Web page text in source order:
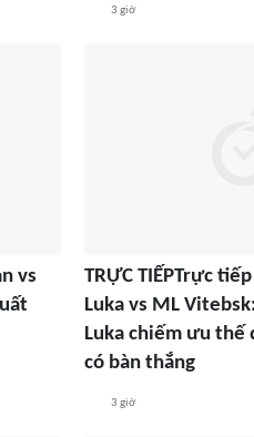
3 giờ
vs
TRỰC TIẾPTrực
Luka vs ML
Luka chiếm ưu thế
có bàn thắng
3 giờ